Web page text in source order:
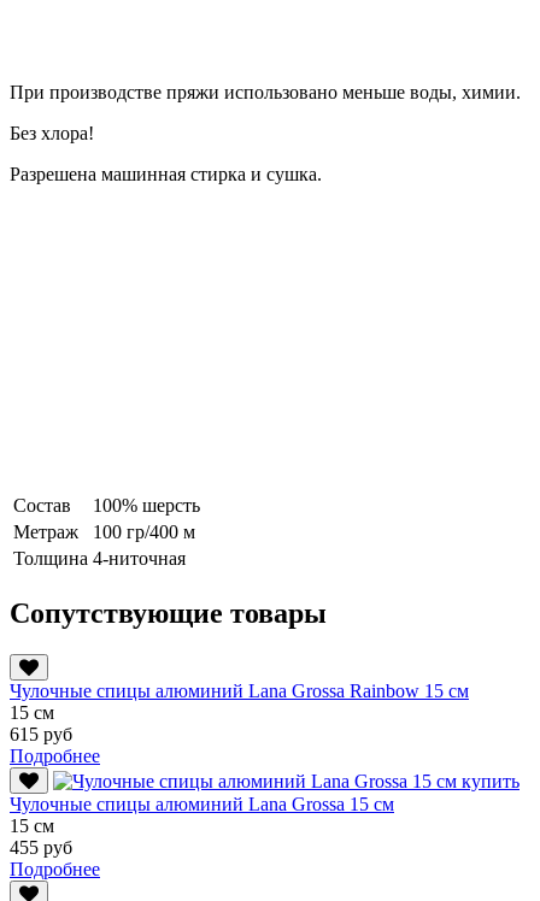
При производстве пряжи использовано меньше воды, химии.
Без хлора!
Разрешена машинная стирка и сушка.
Состав
100% шерсть
Метраж
100 гр/400 м
Толщина 4-ниточная
Сопутствующие товары
Чулочные спицы алюминий Lana Grossa Rainbow 15 см
15 см
615 руб
Подробнее
Чулочные спицы алюминий Lana Grossa 15 см
15 см
455 руб
Подробнее